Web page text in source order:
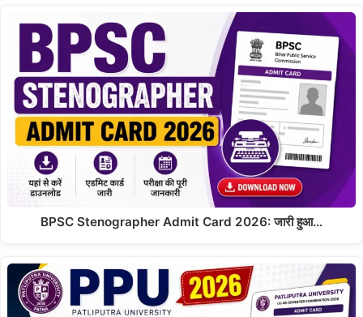
BPSC Stenographer Admit Card 2026: जारी हुआ…